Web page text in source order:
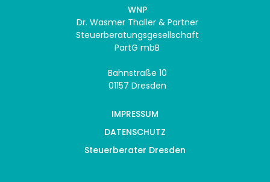
WNP
Dr. Wasmer Thaller & Partner
Steuerberatungsgesellschaft
PartG mbB
Bahnstraße 10
01157 Dresden
IMPRESSUM
DATENSCHUTZ
Steuerberater Dresden